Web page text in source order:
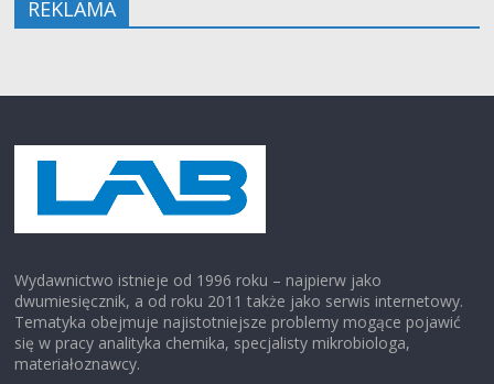
REKLAMA
Wydawnictwo istnieje od 1996 roku – najpierw jako
dwumiesięcznik, a od roku 2011 także jako serwis internetowy.
Tematyka obejmuje najistotniejsze problemy mogące pojawić
się w pracy analityka chemika, specjalisty mikrobiologa,
materiałoznawcy.